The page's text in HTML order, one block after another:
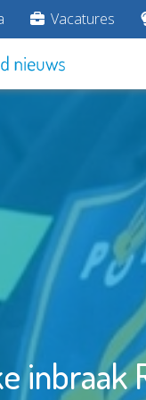
Vacatures
inbraak